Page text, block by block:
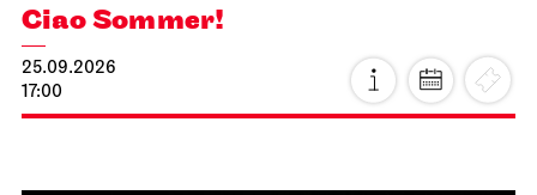
Ciao Sommer!
25.09.2026
17:00